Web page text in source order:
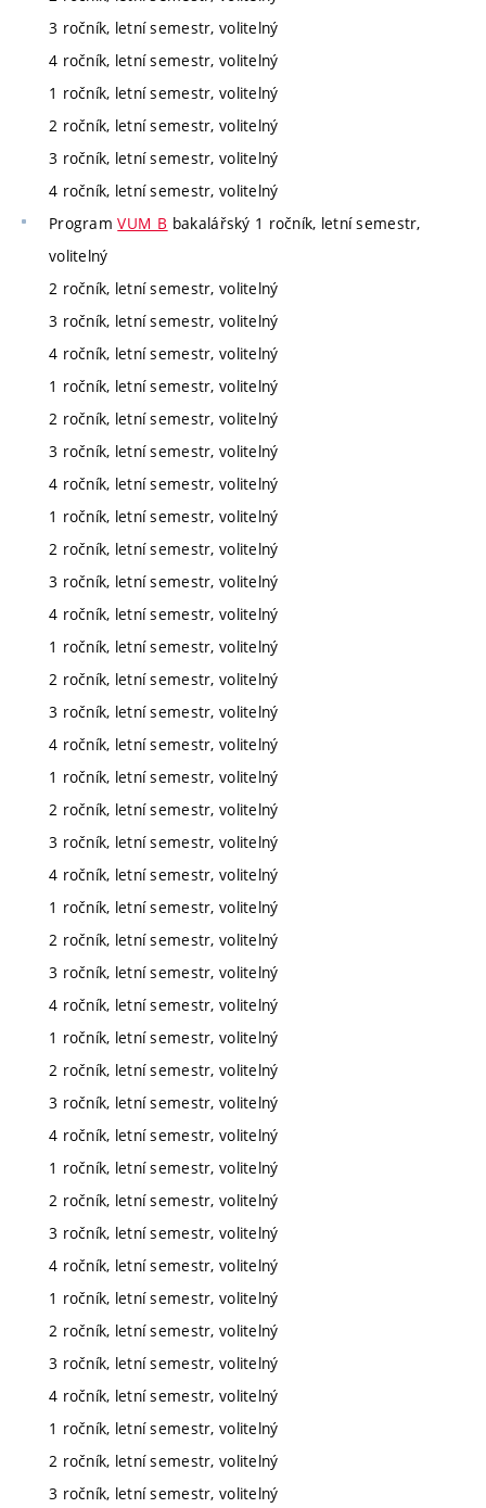
3 ročník, letní semestr, volitelný
4 ročník, letní semestr, volitelný
1 ročník, letní semestr, volitelný
2 ročník, letní semestr, volitelný
3 ročník, letní semestr, volitelný
4 ročník, letní semestr, volitelný
ProgramVUM_B bakalářský 1 ročník, letní semestr,
volitelný
2 ročník, letní semestr, volitelný
3 ročník, letní semestr, volitelný
4 ročník, letní semestr, volitelný
1 ročník, letní semestr, volitelný
2 ročník, letní semestr, volitelný
3 ročník, letní semestr, volitelný
4 ročník, letní semestr, volitelný
1 ročník, letní semestr, volitelný
2 ročník, letní semestr, volitelný
3 ročník, letní semestr, volitelný
4 ročník, letní semestr, volitelný
1 ročník, letní semestr, volitelný
2 ročník, letní semestr, volitelný
3 ročník, letní semestr, volitelný
4 ročník, letní semestr, volitelný
1 ročník, letní semestr, volitelný
2 ročník, letní semestr, volitelný
3 ročník, letní semestr, volitelný
4 ročník, letní semestr, volitelný
1 ročník, letní semestr, volitelný
2 ročník, letní semestr, volitelný
3 ročník, letní semestr, volitelný
4 ročník, letní semestr, volitelný
1 ročník, letní semestr, volitelný
2 ročník, letní semestr, volitelný
3 ročník, letní semestr, volitelný
4 ročník, letní semestr, volitelný
1 ročník, letní semestr, volitelný
2 ročník, letní semestr, volitelný
3 ročník, letní semestr, volitelný
4 ročník, letní semestr, volitelný
1 ročník, letní semestr, volitelný
2 ročník, letní semestr, volitelný
3 ročník, letní semestr, volitelný
4 ročník, letní semestr, volitelný
1 ročník, letní semestr, volitelný
2 ročník, letní semestr, volitelný
3 ročník, letní semestr, volitelný